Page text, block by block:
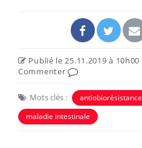
Publié le 25.11.2019 à 10h00
Commenter
Mots clés : antiobiorésistance
maladie intestinale